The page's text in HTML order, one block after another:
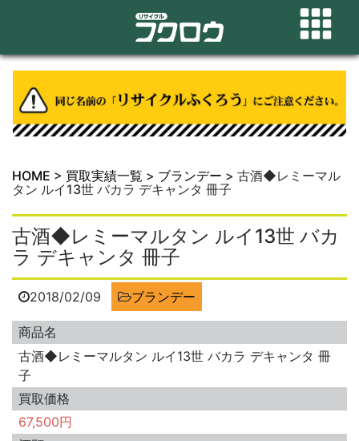
HOME > 買取実績一覧 > ブランデー > 古酒◆レミーマル
タン ルイ13世 バカラ デキャンタ 冊子
古酒◆レミーマルタン ルイ13世 バカ
ラ デキャンタ 冊子
2018/02/09 ブランデー
商品名
古酒◆レミーマルタン ルイ13世 バカラ デキャンタ 冊
子
買取価格
67,500円